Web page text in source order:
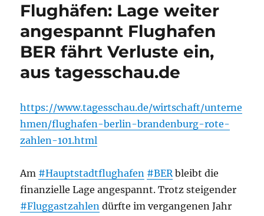
Flughäfen: Lage weiter
angespannt Flughafen
BER fährt Verluste ein,
aus tagesschau.de
https://www.tagesschau.de/wirtschaft/unterne
hmen/flughafen-berlin-brandenburg-rote-
zahlen-101.html
Am #Hauptstadtflughafen #BERbleibt die
finanzielle Lage angespannt. Trotz steigender
#Fluggastzahlen dürfte im vergangenen Jahr